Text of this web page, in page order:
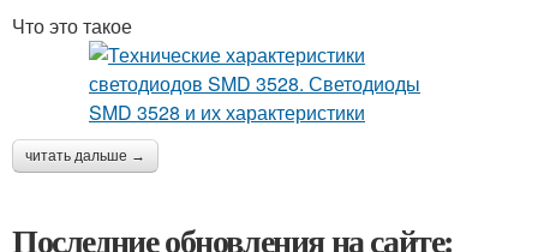
Что это такое
читать дальше →
Последние обновления на сайте: